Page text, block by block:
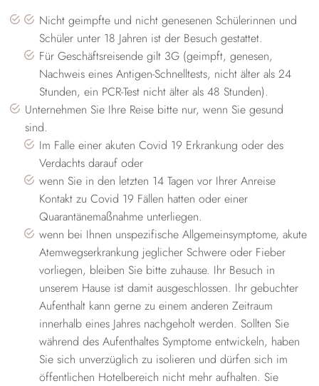
Nicht geimpfte und nicht genesenen Schülerinnen und
Schüler unter 18 Jahren ist der Besuch gestattet.
Für Geschäftsreisende gilt 3G (geimpft, genesen,
Nachweis eines Antigen-Schnelltests, nicht älter als 24
Stunden, ein PCR-Test nicht älter als 48 Stunden).
Unternehmen Sie Ihre Reise bitte nur, wenn Sie gesund
sind.
Im Falle einer akuten Covid 19 Erkrankung oder des
Verdachts darauf oder
wenn Sie in den letzten 14 Tagen vor Ihrer Anreise
Kontakt zu Covid 19 Fällen hatten oder einer
Quarantänemaßnahme unterliegen.
wenn bei Ihnen unspezifische Allgemeinsymptome, akute
Atemwegserkrankung jeglicher Schwere oder Fieber
vorliegen, bleiben Sie bitte zuhause. Ihr Besuch in
unserem Hause ist damit ausgeschlossen. Ihr gebuchter
Aufenthalt kann gerne zu einem anderen Zeitraum
innerhalb eines Jahres nachgeholt werden. Sollten Sie
während des Aufenthaltes Symptome entwickeln, haben
Sie sich unverzüglich zu isolieren und dürfen sich im
öffentlichen Hotelbereich nicht mehr aufhalten. Sie